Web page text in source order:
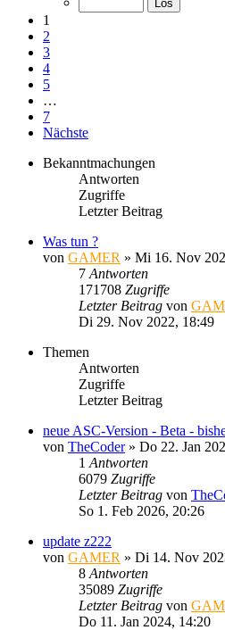
1
2
3
4
5
…
7
Nächste
Bekanntmachungen
Antworten
Zugriffe
Letzter Beitrag
Was tun ?
von GAMER » Mi 16. Nov
7 Antworten
171708 Zugriffe
Letzter Beitrag von
Di 29. Nov 2022, 18:49
Themen
Antworten
Zugriffe
Letzter Beitrag
neue ASC-Version - Beta -
von TheCoder» Do 22. Jan
1 Antworten
6079 Zugriffe
Letzter Beitrag von
So 1. Feb 2026, 20:26
update z222
von GAMER » Di 14. Nov
8 Antworten
35089 Zugriffe
Letzter Beitrag von
Do 11. Jan 2024, 14:20